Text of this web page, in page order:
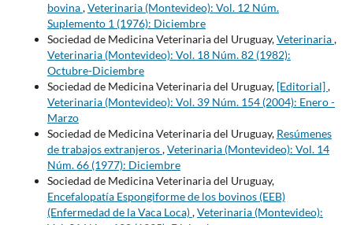
bovina,Veterinaria (Montevideo): Vol. 12 Núm.
Suplemento 1 (1976): Diciembre
Sociedad de Medicina Veterinaria del Uruguay,Veterinaria,
Veterinaria (Montevideo): Vol. 18 Núm. 82 (1982):
Octubre-Diciembre
Sociedad de Medicina Veterinaria del Uruguay, [Editorial],
Veterinaria (Montevideo): Vol. 39 Núm. 154 (2004): Enero -
Marzo
Sociedad de Medicina Veterinaria del Uruguay, Resúmenes
de trabajos extranjeros,Veterinaria (Montevideo): Vol. 14
Núm. 66 (1977): Diciembre
Sociedad de Medicina Veterinaria del Uruguay,
Encefalopatía Espongiforme de los bovinos (EEB)
(Enfermedad de la Vaca Loca),Veterinaria (Montevideo):